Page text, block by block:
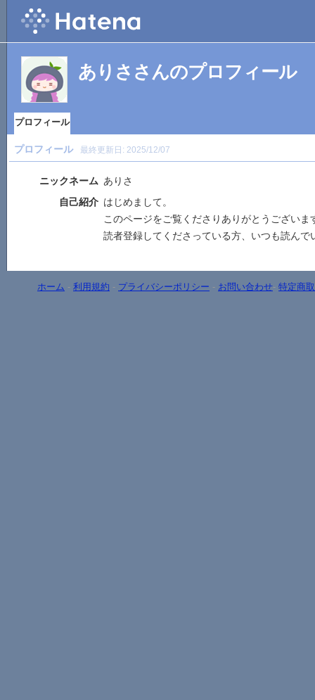
ありささんのプロフィール
プロフィール
プロフィール 最終更新日: 2025/12/07
ニックネーム ありさ
自己紹介 はじめまして。
このページをご覧くださりありがとうございま
読者登録してくださっている方、いつも読ん
ホーム - 利用規約 - プライバシーポリシー - お問い合わせ- 特定商